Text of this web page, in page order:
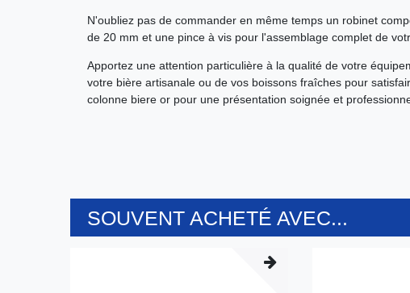
N'oubliez pas de commander en même temps un robinet
de 20 mm et une pince à vis pour l'assemblage complet de
Apportez une attention particulière à la qualité de votre
votre bière artisanale ou de vos boissons fraîches pour
colonne biere or pour une présentation soignée et
SOUVENT ACHETÉ AVEC...